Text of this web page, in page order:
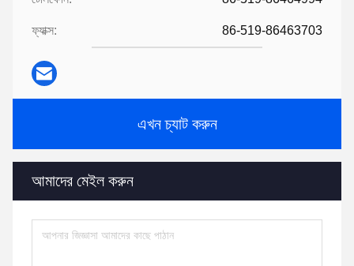
ফ্যাক্স: 86-519-86463703
এখন চ্যাট করুন
আমাদের মেইল করুন